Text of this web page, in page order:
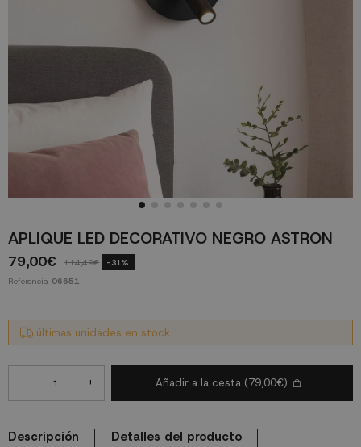
APLIQUE LED DECORATIVO NEGRO ASTRON
79,00€ 114,49€ -31%
Referencia 06651
últimas unidades en stock
- + Añadir a la cesta (79,00€)
Descripción
Detalles del producto